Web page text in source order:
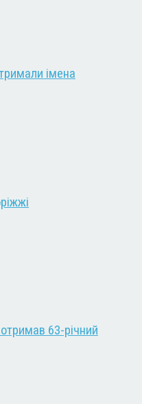
імена
63-річний